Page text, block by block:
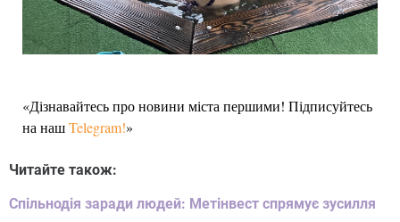
«Дізнавайтесь про новини міста першими! Підписуйтесь
на нашTelegram!»
Читайте також:
Спільнодія заради людей: Метінвест спрямує зусилля